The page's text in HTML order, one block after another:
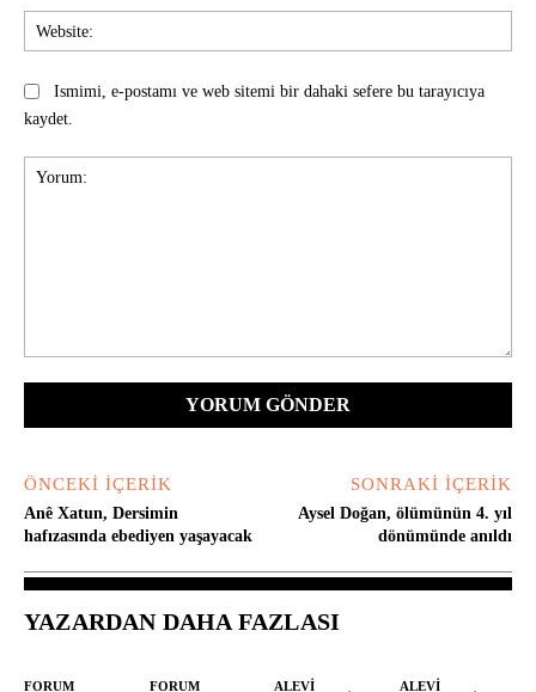
Ismimi, e-postamı ve web sitemi bir dahaki sefere bu tarayıcıya
kaydet.
ÖNCEKI İÇERIK
Anê Xatun, Dersimin
hafızasında ebediyen yaşayacak
SONRAKI İÇERIK
Aysel Doğan, ölümünün 4. yıl
dönümünde anıldı
YAZARDAN DAHA FAZLASI
FORUM FORUM
ALEVI
ALEVI